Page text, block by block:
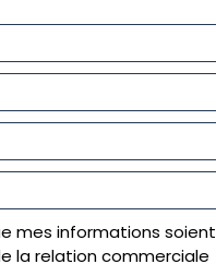
mes informations soient
la relation commerciale